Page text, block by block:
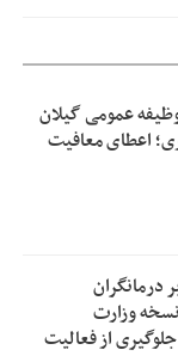
عمومی گیلان
اعطای معافیت
درمانگران
وزارت
از فعالیت